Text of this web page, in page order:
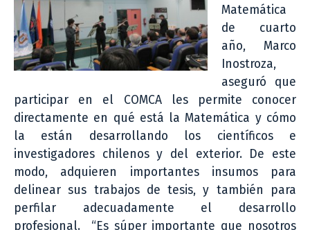
Matemática
de cuarto
año, Marco
Inostroza,
aseguró que
participar en el COMCA les permite conocer
directamente en qué está la Matemática y cómo
la están desarrollando los científicos e
investigadores chilenos y del exterior. De este
modo, adquieren importantes insumos para
delinear sus trabajos de tesis, y también para
perfilar adecuadamente el desarrollo
profesional. “Es súper importante que nosotros